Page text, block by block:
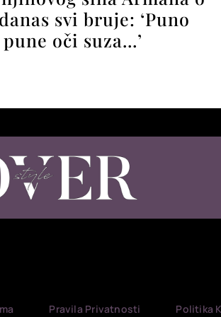
svi bruje: ‘Puno
oči suza…’
Pravila Privatnosti Politika